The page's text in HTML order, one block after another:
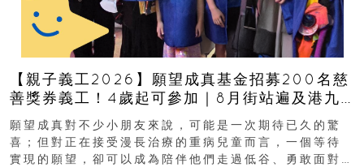
【親子義工2026】願望成真基金招募200名慈
善獎券義工！4歲起可參加｜8月街站遍及港九
新界
願望成真對不少小朋友來說，可能是一次期待已久的驚
喜；但對正在接受漫長治療的重病兒童而言，一個等待
實現的願望，卻可以成為陪伴他們走過低谷、勇敢面對